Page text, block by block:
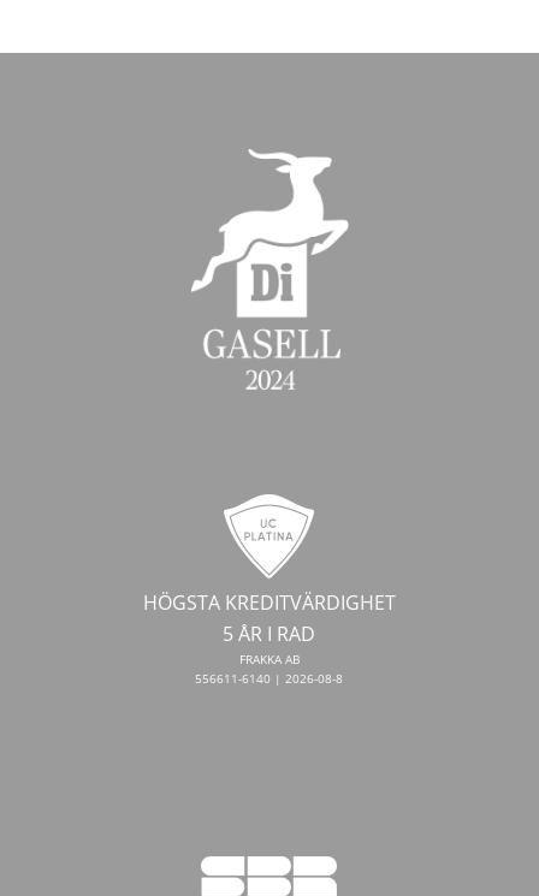
HÖGSTA KREDITVÄRDIGHET
5 ÅR I RAD
FRAKKA AB
556611-6140 | 2026-08-8